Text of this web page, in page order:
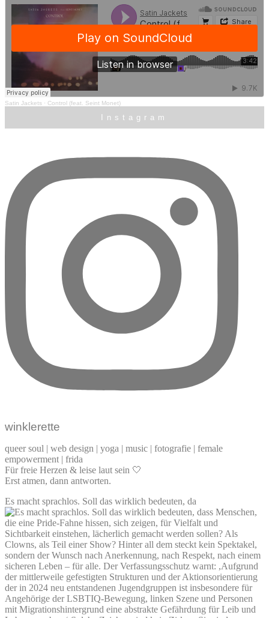
Satin Jackets · Control (feat. Seint Monet)
Instagram
winklerette
queer soul | web design | yoga | music | fotografie | female
empowerment | frida
Für freie Herzen & leise laut sein 🤍
Erst atmen, dann antworten.
Es macht sprachlos. Soll das wirklich bedeuten, da